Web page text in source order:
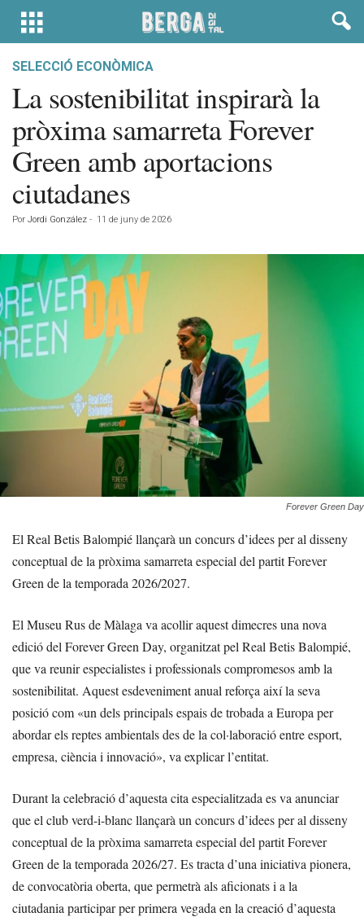
SELECCIÓ ECONÒMICA
La sostenibilitat inspirarà la
pròxima samarreta Forever
Green amb aportacions
ciutadanes
Por Jordi González - 11 de juny de 2026
Forever Green Day
El Real Betis Balompié llançarà un concurs d’idees per al disseny
conceptual de la pròxima samarreta especial del partit Forever
Green de la temporada 2026/2027.
El Museu Rus de Màlaga va acollir aquest dimecres una nova
edició del Forever Green Day, organitzat pel Real Betis Balompié,
que va reunir especialistes i professionals compromesos amb la
sostenibilitat. Aquest esdeveniment anual reforça així la seva
posició com «un dels principals espais de trobada a Europa per
abordar els reptes ambientals des de la col·laboració entre esport,
empresa, ciència i innovació», va explicar l’entitat.
Durant la celebració d’aquesta cita especialitzada es va anunciar
que el club verd-i-blanc llançarà un concurs d’idees per al disseny
conceptual de la pròxima samarreta especial del partit Forever
Green de la temporada 2026/27. Es tracta d’una iniciativa pionera,
de convocatòria oberta, que permetrà als aficionats i a la
ciutadania participar per primera vegada en la creació d’aquesta